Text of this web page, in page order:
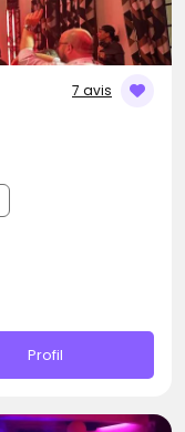
7 avis
Profil